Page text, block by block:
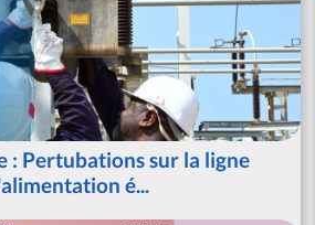
: Pertubations sur la ligne
é...